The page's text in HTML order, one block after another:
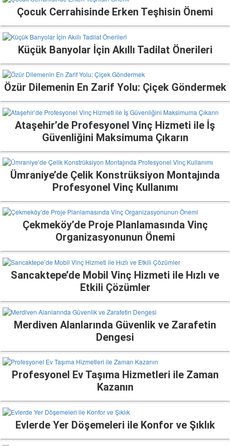
Çocuk Cerrahisinde Erken Teşhisin Önemi
Küçük Banyolar İçin Akıllı Tadilat Önerileri
Özür Dilemenin En Zarif Yolu: Çiçek Göndermek
Ataşehir’de Profesyonel Vinç Hizmeti ile İş
Güvenliğini Maksimuma Çıkarın
Ümraniye’de Çelik Konstrüksiyon Montajında
Profesyonel Vinç Kullanımı
Çekmeköy’de Proje Planlamasında Vinç
Organizasyonunun Önemi
Sancaktepe’de Mobil Vinç Hizmeti ile Hızlı ve
Etkili Çözümler
Merdiven Alanlarında Güvenlik ve Zarafetin
Dengesi
Profesyonel Ev Taşıma Hizmetleri ile Zaman
Kazanın
Evlerde Yer Döşemeleri ile Konfor ve Şıklık